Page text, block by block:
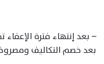
– بعد إنتهاء فترة
بعد خصم التكاليف